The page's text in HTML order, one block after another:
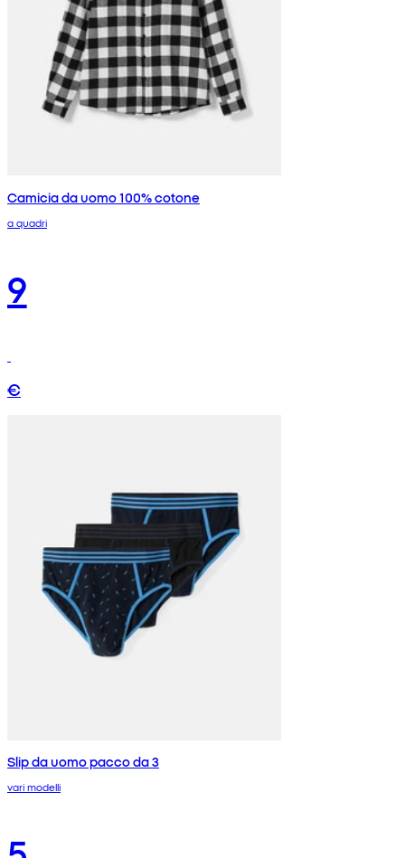
Camicia da uomo 100% cotone
a quadri
9
€
Slip da uomo pacco da 3
vari modelli